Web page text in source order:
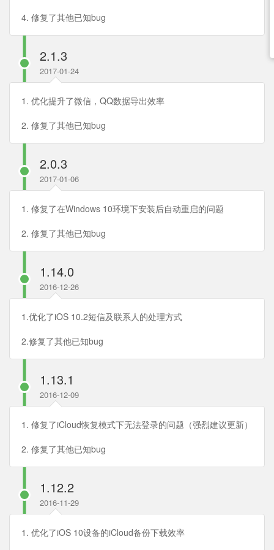
4. 修复了其他已知bug
2.1.3
2017-01-24
1. 优化提升了微信，QQ数据导出效率
2. 修复了其他已知bug
2.0.3
2017-01-06
1. 修复了在Windows 10环境下安装后自动重启的问题
2. 修复了其他已知bug
1.14.0
2016-12-26
1.优化了iOS 10.2短信及联系人的处理方式
2.修复了其他已知bug
1.13.1
2016-12-09
1. 修复了iCloud恢复模式下无法登录的问题（强烈建议更新）
2. 修复了其他已知bug
1.12.2
2016-11-29
1. 优化了iOS 10设备的iCloud备份下载效率